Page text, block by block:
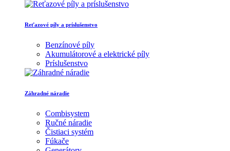
Reťazové píly a príslušenstvo
Benzínové píly
Akumulátorové a elektrické píly
Príslušenstvo
Záhradné náradie
Combisystem
Ručné náradie
Čistiaci systém
Fúkače